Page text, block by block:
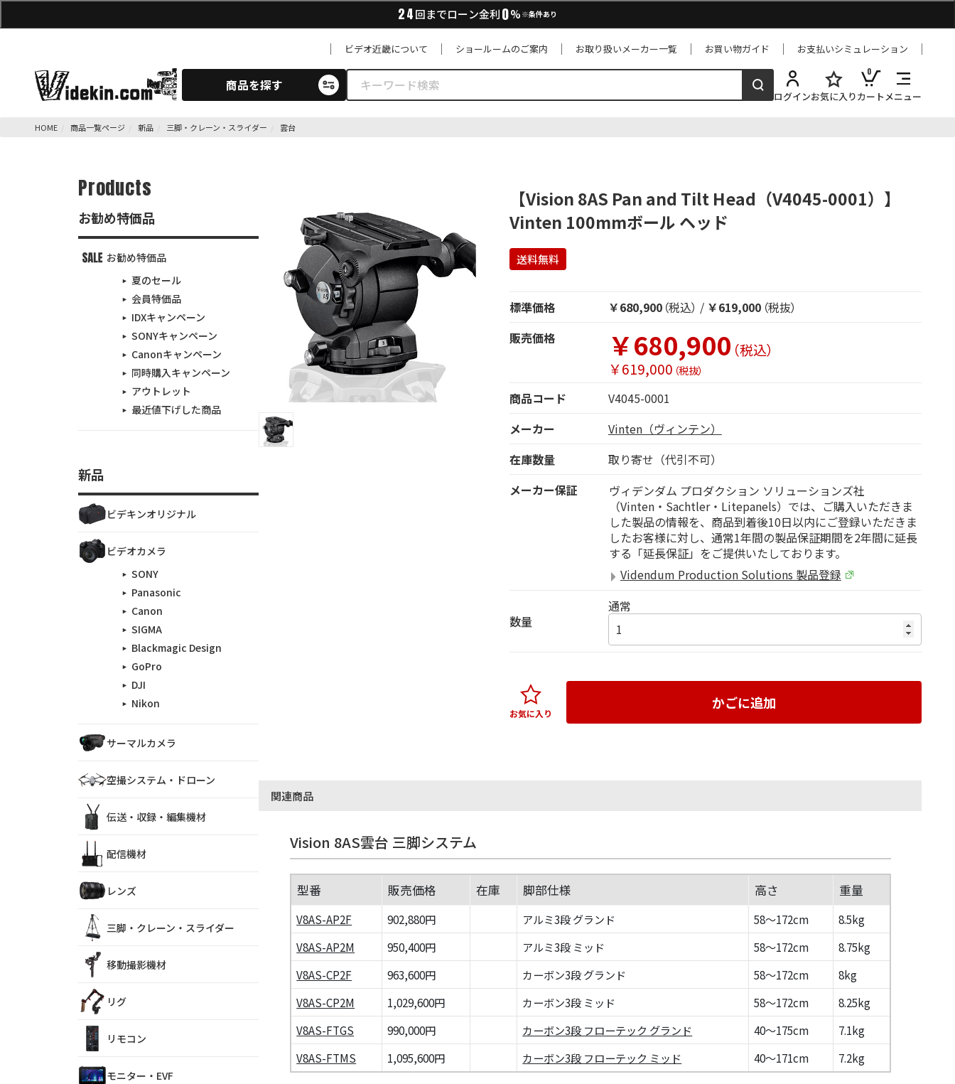
24回までローン金利0% ※条件あり
ビデオ近畿について ショールームのご案内 お取り扱いメーカー一覧 お買い物ガイド お支払いシミュレーション
商品を探す
ログインお気に入り
0
カートメニュー
HOME 商品一覧ページ 新品 三脚・クレーン・スライダー 雲台
【Vision 8AS Pan and Tilt Head（V4045-0001）】
Vinten 100mmボール ヘッド
送料無料
標準価格 ￥680,900 （税込） / ￥619,000 （税抜）
販売価格
￥680,900 （税込）
￥619,000 （税抜）
商品コード
V4045-0001
メーカー
Vinten（ヴィンテン）
在庫数量
取り寄せ（代引不可）
メーカー保証
ヴィデンダム プロダクション ソリューションズ社
（Vinten・Sachtler・Litepanels）では、ご購入いただきま
した製品の情報を、商品到着後10日以内にご登録いただきま
したお客様に対し、通常1年間の製品保証期間を2年間に延長
する「延長保証」をご提供いたしております。
Videndum Production Solutions 製品登録
数量
通常
かごに追加
お気に入り
関連商品
Vision 8AS雲台 三脚システム
型番 販売価格 在庫 脚部仕様 高さ 重量
V8AS-AP2F 902,880円 アルミ3段 グランド 58～172cm
8.5kg
V8AS-AP2M
950,400円 アルミ3段 ミッド 58～172cm
8.75kg
V8AS-CP2F
963,600円 カーボン3段 グランド 58～172cm
8kg
V8AS-CP2M
1,029,600円 カーボン3段 ミッド 58～172cm
8.25kg
V8AS-FTGS
990,000円 カーボン3段 フローテック グランド 40～175cm
7.1kg
V8AS-FTMS
1,095,600円 カーボン3段 フローテック ミッド 40～171cm 7.2kg
Products
お勧め特価品
お勧め特価品
夏のセール
会員特価品
IDXキャンペーン
SONYキャンペーン
Canonキャンペーン
同時購入キャンペーン
アウトレット
最近値下げした商品
新品
ビデキンオリジナル
ビデオカメラ
SONY
Panasonic
Canon
SIGMA
Blackmagic Design
GoPro
DJI
Nikon
サーマルカメラ
空撮システム・ドローン
伝送・収録・編集機材
配信機材
レンズ
三脚・クレーン・スライダー
移動撮影機材
リグ
リモコン
モニター・EVF